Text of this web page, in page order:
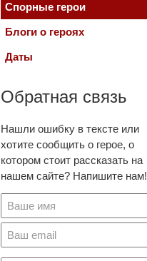
Спорные герои
Блоги о героях
Даты
Обратная связь
Нашли ошибку в тексте или
хотите сообщить о герое, о
котором стоит рассказать на
нашем сайте? Напишите нам!